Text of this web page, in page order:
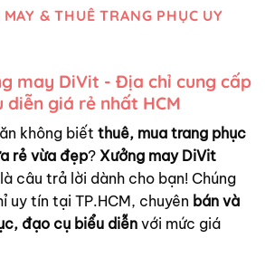
& THUÊ TRANG PHỤC UY
may DiVit - Địa chỉ cung cấp
giá rẻ nhất HCM
không biết thuê, mua trang phục
rẻ vừa đẹp? Xưởng may DiVit
câu trả lời dành cho bạn! Chúng
uy tín tại TP.HCM, chuyên bán và
đạo cụ biểu diễn với mức giá